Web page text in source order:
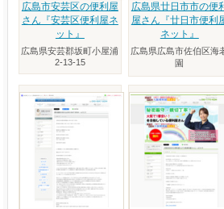
広島市安芸区の便利屋
さん『安芸区便利屋ネ
ット』
広島県安芸郡坂町小屋浦
2-13-15
広島県廿日市市の便
屋さん『廿日市便利
ネット』
広島県広島市佐伯区海
園